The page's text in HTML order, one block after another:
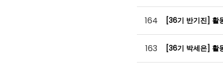
164 [36기 반기진] 활
163 [36기 박세은] 활